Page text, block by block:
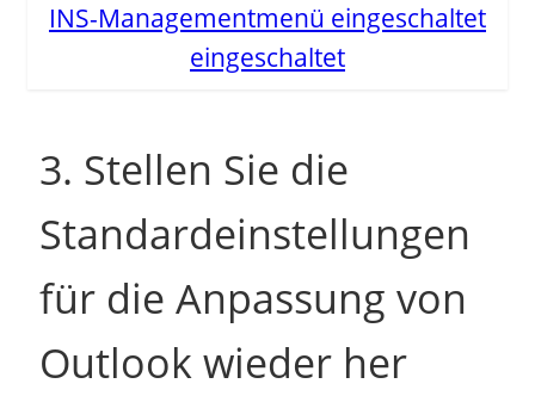
INS-Managementmenü eingeschaltet
eingeschaltet
3. Stellen Sie die
Standardeinstellungen
für die Anpassung von
Outlook wieder her